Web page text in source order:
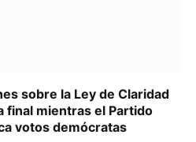
sobre la Ley de Claridad
final mientras el Partido
votos demócratas